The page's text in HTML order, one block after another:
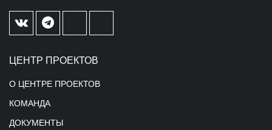
ЦЕНТР ПРОЕКТОВ
О ЦЕНТРЕ ПРОЕКТОВ
КОМАНДА
ДОКУМЕНТЫ